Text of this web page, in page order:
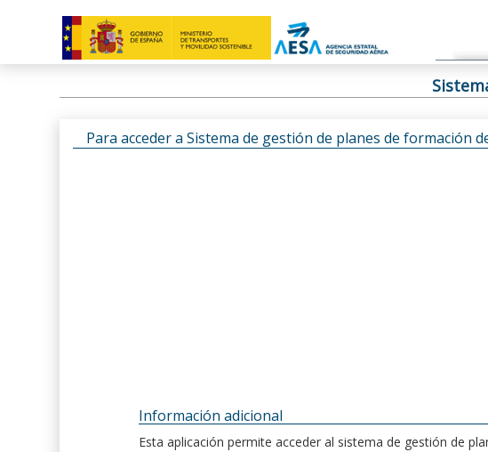
Para acceder a Sistema de gestión de planes de
Información adicional
Esta aplicación permite acceder al sistema de gestión de